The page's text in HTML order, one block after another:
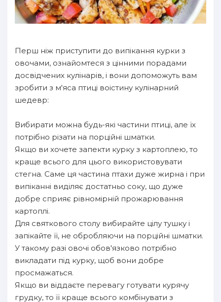
Перш ніж приступити до випікання курки з
овочами, ознайомтеся з цінними порадами
досвідчених кулінарів, і вони допоможуть вам
зробити з м'яса птиці воістину кулінарний
шедевр:
Вибирати можна будь-які частини птиці, але їх
потрібно різати на порційні шматки.
Якщо ви хочете запекти курку з картоплею, то
краще всього для цього використовувати
стегна. Саме ця частина птахи дуже жирна і при
випіканні виділяє достатньо соку, що дуже
добре сприяє рівномірній прожарювання
картоплі.
Для святкового столу вибирайте цілу тушку і
запікайте її, не обробляючи на порційні шматки.
У такому разі овочі обов'язково потрібно
викладати під курку, щоб вони добре
просмажаться.
Якщо ви віддаєте перевагу готувати курячу
грудку, то її краще всього комбінувати з